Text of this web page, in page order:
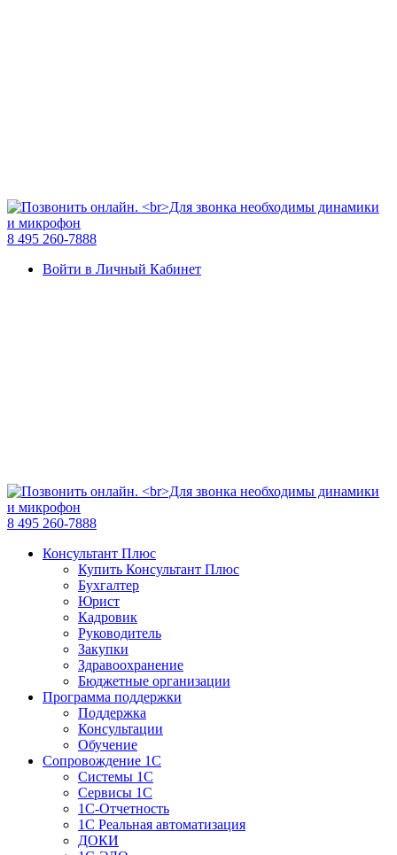
8 495 260-7888
Войти в Личный Кабинет
8 495 260-7888
Консультант Плюс
Купить Консультант Плюс
Бухгалтер
Юрист
Кадровик
Руководитель
Закупки
Здравоохранение
Бюджетные организации
Программа поддержки
Поддержка
Консультации
Обучение
Сопровождение 1С
Системы 1С
Сервисы 1С
1C-Отчетность
1С Реальная автоматизация
ДОКИ